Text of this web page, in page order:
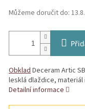
Můžeme doručit do:
ObkladDeceram Artic
lesklá dlaždice,
Detailní informace